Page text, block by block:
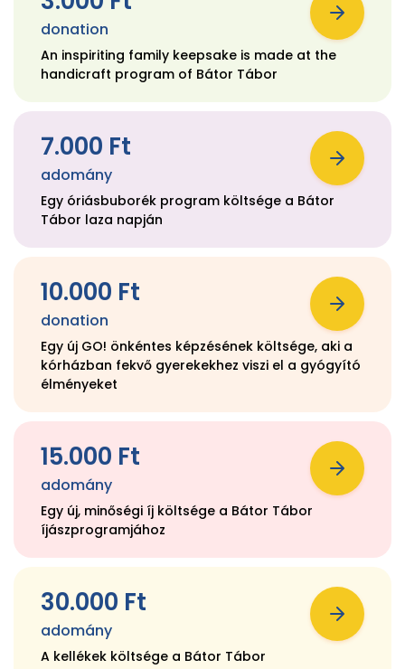
donation
An inspiriting family keepsake is made at the
handicraft program of Bátor Tábor
7.000 Ft
adomány
Egy óriásbuborék program költsége a Bátor
Tábor laza napján
10.000 Ft
donation
Egy új GO! önkéntes képzésének költsége, aki a
kórházban fekvő gyerekekhez viszi el a gyógyító
élményeket
15.000 Ft
adomány
Egy új, minőségi íj költsége a Bátor Tábor
íjászprogramjához
30.000 Ft
adomány
A kellékek költsége a Bátor Tábor